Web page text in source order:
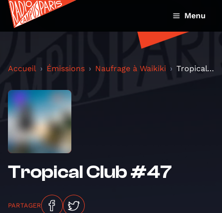
Menu
Accueil Émissions Naufrage à Waikiki Tropical Club #47
Tropical Club #47
PARTAGER